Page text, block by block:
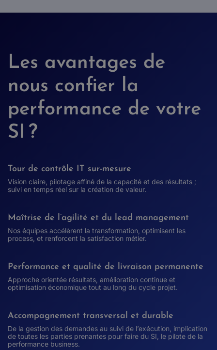
Les avantages de
nous confier la
performance de votre
SI ?
Tour de contrôle IT sur-mesure
Vision claire, pilotage affiné de la capacité et des résultats ;
suivi en temps réel sur la création de valeur.
Maîtrise de l’agilité et du lead management
Nos équipes accélèrent la transformation, optimisent les
process, et renforcent la satisfaction métier.
Performance et qualité de livraison permanente
Approche orientée résultats, amélioration continue et
optimisation économique tout au long du cycle projet.
Accompagnement transversal et durable
De la gestion des demandes au suivi de l’exécution, implication
de toutes les parties prenantes pour faire du SI, le pilote de la
performance business.